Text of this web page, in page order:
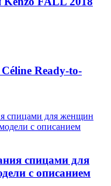
Ready-to-
спицами для
с описанием